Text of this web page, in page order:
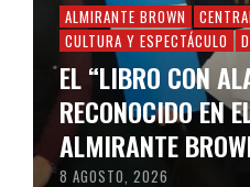
ALMIRANTE BROWN
CULTURA Y ESPECTÁCULO
EL “LIBRO CON
RECONOCIDO EN
ALMIRANTE
8 AGOSTO, 2026